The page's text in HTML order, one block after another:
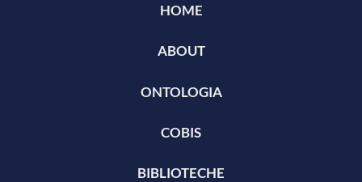
HOME
ABOUT
ONTOLOGIA
COBIS
BIBLIOTECHE